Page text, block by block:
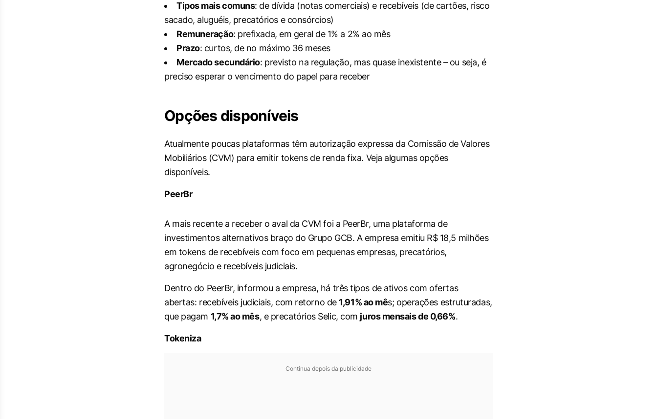
Tipos mais comuns: de dívida (notas comerciais) e recebíveis (de cartões, risco
sacado, aluguéis, precatórios e consórcios)
Remuneração: prefixada, em geral de 1% a 2% ao mês
Prazo: curtos, de no máximo 36 meses
Mercado secundário: previsto na regulação, mas quase inexistente – ou seja, é
preciso esperar o vencimento do papel para receber
Opções disponíveis
Atualmente poucas plataformas têm autorização expressa da Comissão de Valores
Mobiliários (CVM) para emitir tokens de renda fixa. Veja algumas opções
disponíveis.
PeerBr
A mais recente a receber o aval da CVM foi a PeerBr, uma plataforma de
investimentos alternativos braço do Grupo GCB. A empresa emitiu R$ 18,5 milhões
em tokens de recebíveis com foco em pequenas empresas, precatórios,
agronegócio e recebíveis judiciais.
Dentro do PeerBr, informou a empresa, há três tipos de ativos com ofertas
abertas: recebíveis judiciais, com retorno de 1,91% ao mês; operações estruturadas,
que pagam 1,7% ao mês, e precatórios Selic, com juros mensais de 0,66%.
Tokeniza
Continua depois da publicidade